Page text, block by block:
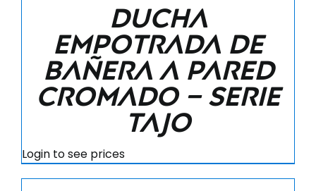
Ducha
empotrada de
bañera a pared
cromado – Serie
tajo
Login to see prices